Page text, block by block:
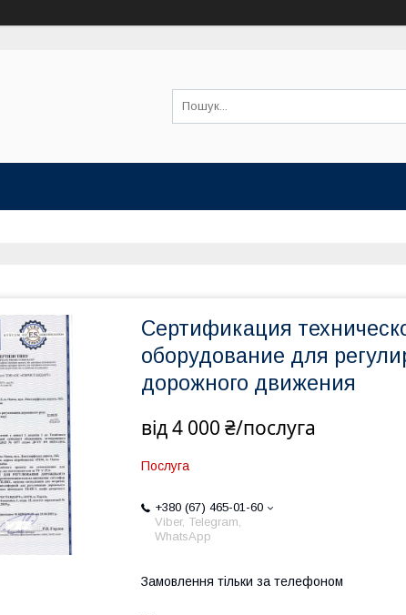
Сертификация
оборудование для
дорожного движения
від4 000 ₴/послуга
Послуга
+380 (67) 465-01-60
Viber, Telegram,
WhatsApp
Замовлення тільки за телефоном